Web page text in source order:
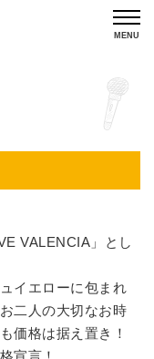
MENU
VALENCIA」とし
イエローに包まれ
二人の大切なお時
価格は据え置き！
宣言！